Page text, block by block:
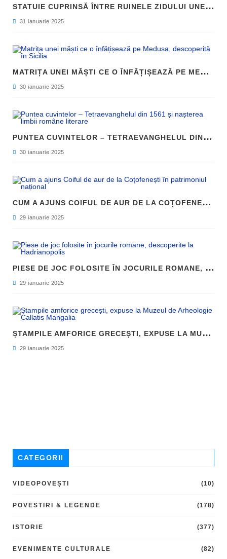
S
TATUIE CUPRINSĂ ÎNTRE RUINELE ZIDULUI UNEI CLĂDIRI, DESCOPERITĂ LA FILIPI
31 ianuarie 2025
M
ATRIȚA UNEI MĂȘTI CE O ÎNFĂȚIȘEAZĂ PE MEDUSA, DESCOPERITĂ ÎN SICILIA
30 ianuarie 2025
P
UNTEA CUVINTELOR – TETRAEVANGHELUL DIN 1561 ȘI NAȘTEREA LIMBII ROMÂNE LITERARE
30 ianuarie 2025
C
UM A AJUNS COIFUL DE AUR DE LA COȚOFENEȘTI ÎN PATRIMONIUL NAȚIONAL
29 ianuarie 2025
P
IESE DE JOC FOLOSITE ÎN JOCURILE ROMANE, DESCOPERITE LA HADRIANOPOLIS
29 ianuarie 2025
Ș
TAMPILE AMFORICE GRECEȘTI, EXPUSE LA MUZEUL DE ARHEOLOGIE CALLATIS MANGALIA
29 ianuarie 2025
CATEGORII
VIDEOPOVEȘTI (10)
POVESTIRI & LEGENDE (178)
ISTORIE (377)
EVENIMENTE CULTURALE (82)